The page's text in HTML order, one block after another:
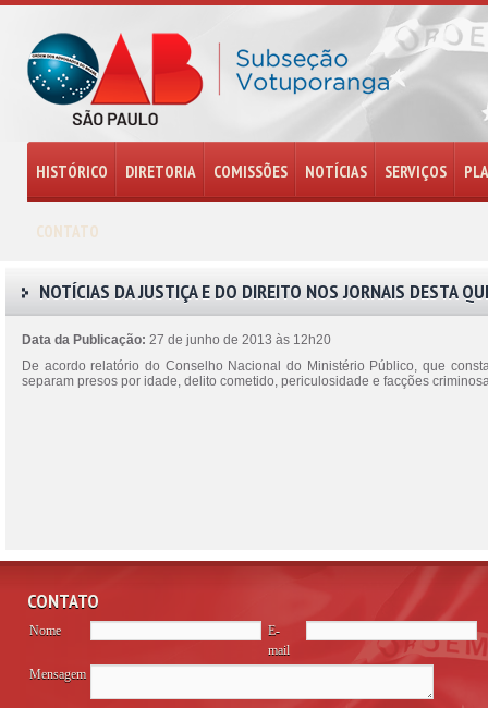
HISTÓRICO DIRETORIA COMISSÕES NOTÍCIAS SERVIÇOS
CONTATO
NOTÍCIAS DA JUSTIÇA E DO DIREITO NOS JORNAIS DESTA
Data da Publicação: 27 de junho de 2013 às 12h20
De acordo relatório do Conselho Nacional do Ministério Público, que
separam presos por idade, delito cometido, periculosidade e facções
CONTATO
Nome
E-
mail
Mensagem